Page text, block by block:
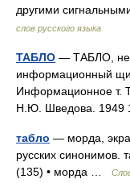
другими
слов русского языка
ТАБЛО — ТАБЛО,
информационный
Информационное т.
Н.Ю. Шведова.
табло — морда,
русских синонимов.
(135) • морда …